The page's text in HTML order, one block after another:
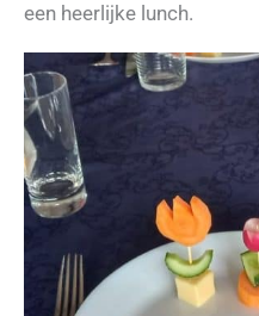
een heerlijke lunch.